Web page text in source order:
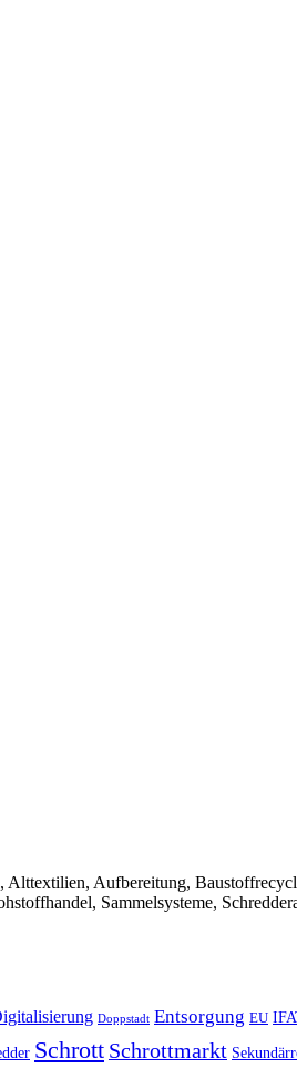
Aufbereitung,
Sammelsysteme,
Doppstadt Entsorgung EU
Schrott Schrottmarkt